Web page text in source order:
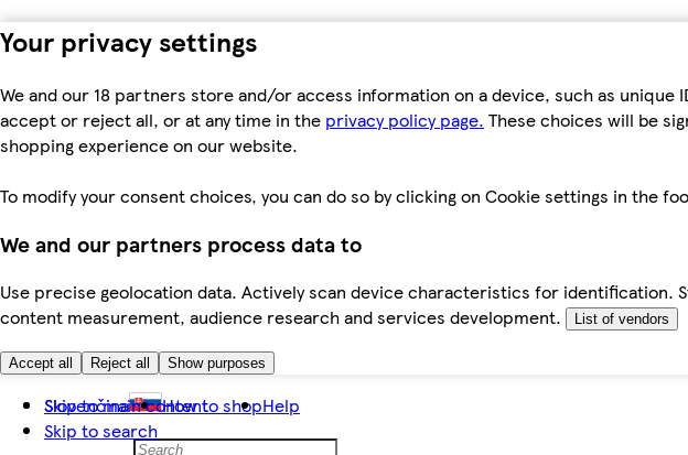
Your privacy settings
We and our 18 partners store and/or access information on a device, such as
accept or reject all, or at any time in the privacy policy page. These choices will be
shopping experience on our website.
To modify your consent choices, you can do so by clicking on Cookie settings in the
We and our partners process data to
Use precise geolocation data. Actively scan device characteristics for
content measurement, audience research and services development.
List of vendors
Accept all Reject all Show purposes
Skip to main content
Skip to search
Slovenčina How to shopHelp